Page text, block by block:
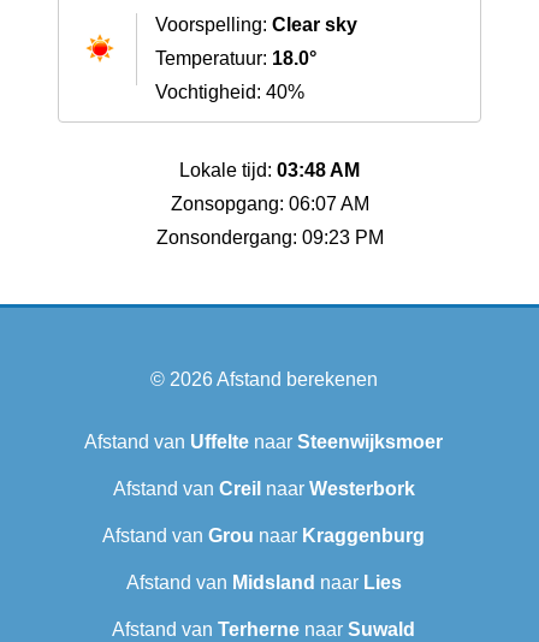
Voorspelling: Clear sky
Temperatuur: 18.0°
Vochtigheid: 40%
Lokale tijd: 03:48 AM
Zonsopgang: 06:07 AM
Zonsondergang: 09:23 PM
© 2026Afstand berekenen
Afstand van Uffelte naar Steenwijksmoer
Afstand van Creil naar Westerbork
Afstand van Grou naar Kraggenburg
Afstand van Midsland naar Lies
Afstand van Terherne naar Suwald